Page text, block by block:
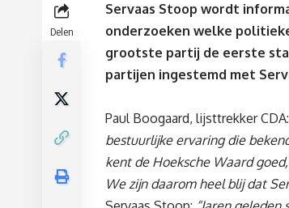
Delen
Servaas Stoop wordt
onderzoeken welke
grootste partij de eerste
partijen ingestemd met
Paul Boogaard, lijsttrekker CDA:
bestuurlijke ervaring die
kent de Hoeksche Waard
We zijn daarom heel blij dat